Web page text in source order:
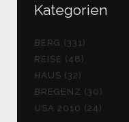
Kategorien
BERG (331)
REISE (48)
HAUS (32)
BREGENZ (30)
USA 2010 (24)